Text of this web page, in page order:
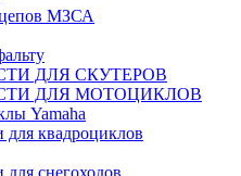
МЗСА
ДЛЯ СКУТЕРОВ
ДЛЯ МОТОЦИКЛОВ
Yamaha
для квадроциклов
для снегоходов